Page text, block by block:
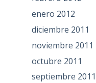
enero 2012
diciembre 2011
noviembre 2011
octubre 2011
septiembre 2011